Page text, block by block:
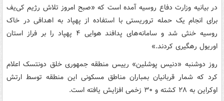
در بیانیه وزارت دفاع روسیه آمده است که «صبح امروز تلاش رژیم کی‌یف
برای انجام یک حمله تروریستی با استفاده از پهپاد به اهدافی در خاک
روسیه خنثی شد و سامانه‌های پدافند هوایی ۴ پهپاد را بر فراز استان
اوریول رهگیری کردند.»
روز دوشنبه «دنیس پوشلین» رییس منطقه جمهوری خلق دونتسک اعلام
کرد که شمار قربانیان بمباران مناطق مسکونی این منطقه توسط ارتش
اوکراین به ۲۸ کشته و ۳۰ زخمی افزایش یافته است.